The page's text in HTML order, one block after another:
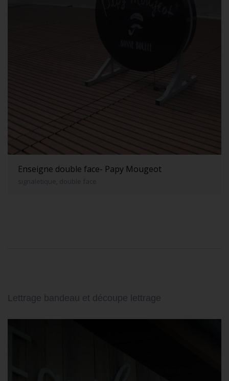
Enseigne double face- Papy Mougeot
signaletique, double face
Lettrage bandeau et découpe lettrage